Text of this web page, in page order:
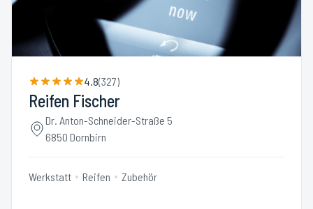
4.8(327)
Reifen Fischer
Dr. Anton-Schneider-Straße 5
6850 Dornbirn
Werkstatt Reifen Zubehör